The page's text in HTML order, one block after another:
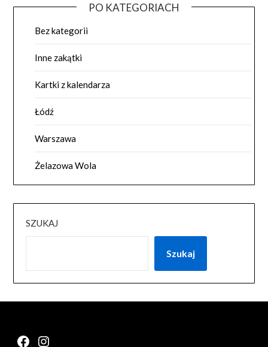
PO KATEGORIACH
Bez kategorii
Inne zakątki
Kartki z kalendarza
Łódź
Warszawa
Żelazowa Wola
SZUKAJ
Szukaj
Facebook
Instagram